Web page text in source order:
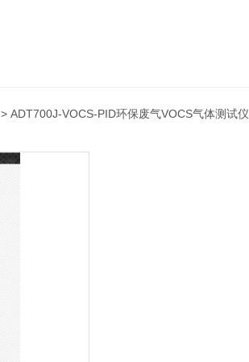
> ADT700J-VOCS-PID环保废气VOCS气体测试仪